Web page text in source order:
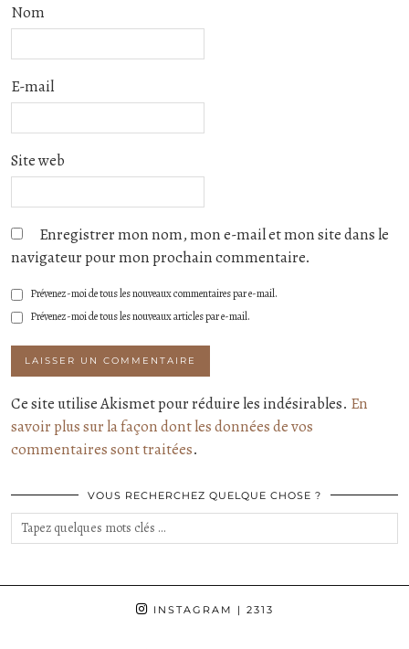
Nom
E-mail
Site web
Enregistrer mon nom, mon e-mail et mon site dans le
navigateur pour mon prochain commentaire.
Prévenez-moi de tous les nouveaux commentaires par e-mail.
Prévenez-moi de tous les nouveaux articles par e-mail.
Ce site utilise Akismet pour réduire les indésirables. En
savoir plus sur la façon dont les données de vos
commentaires sont traitées.
VOUS RECHERCHEZ QUELQUE CHOSE ?
INSTAGRAM | 2313